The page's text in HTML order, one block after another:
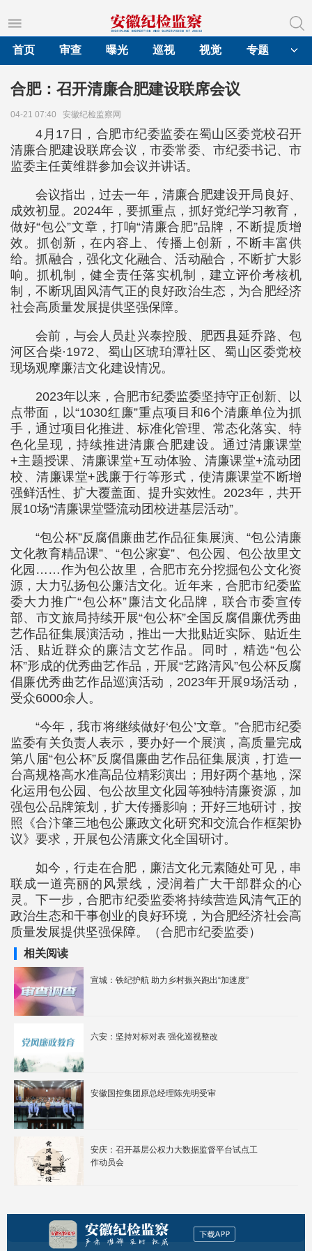
首页
审查 曝光 巡视 视觉 专题
合肥：召开清廉合肥建设联席会议
04-21 07:40 安徽纪检监察网
4月17日，合肥市纪委监委在蜀山区委党校召开
清廉合肥建设联席会议，市委常委、市纪委书记、市
监委主任黄维群参加会议并讲话。
会议指出，过去一年，清廉合肥建设开局良好、
成效初显。2024年，要抓重点，抓好党纪学习教育，
做好“包公”文章，打响“清廉合肥”品牌，不断提质增
效。抓创新，在内容上、传播上创新，不断丰富供
给。抓融合，强化文化融合、活动融合，不断扩大影
响。抓机制，健全责任落实机制，建立评价考核机
制，不断巩固风清气正的良好政治生态，为合肥经济
社会高质量发展提供坚强保障。
会前，与会人员赴兴泰控股、肥西县延乔路、包
河区合柴·1972、蜀山区琥珀潭社区、蜀山区委党校
现场观摩廉洁文化建设情况。
2023年以来，合肥市纪委监委坚持守正创新、以
点带面，以“1030红廉”重点项目和6个清廉单位为抓
手，通过项目化推进、标准化管理、常态化落实、特
色化呈现，持续推进清廉合肥建设。通过清廉课堂
+主题授课、清廉课堂+互动体验、清廉课堂+流动团
校、清廉课堂+践廉于行等形式，使清廉课堂不断增
强鲜活性、扩大覆盖面、提升实效性。2023年，共开
展10场“清廉课堂暨流动团校进基层活动”。
“包公杯”反腐倡廉曲艺作品征集展演、“包公清廉
文化教育精品课”、“包公家宴”、包公园、包公故里文
化园……作为包公故里，合肥市充分挖掘包公文化资
源，大力弘扬包公廉洁文化。近年来，合肥市纪委监
委大力推广“包公杯”廉洁文化品牌，联合市委宣传
部、市文旅局持续开展“包公杯”全国反腐倡廉优秀曲
艺作品征集展演活动，推出一大批贴近实际、贴近生
活、贴近群众的廉洁文艺作品。同时，精选“包公
杯”形成的优秀曲艺作品，开展“艺路清风”包公杯反腐
倡廉优秀曲艺作品巡演活动，2023年开展9场活动，
受众6000余人。
“今年，我市将继续做好‘包公’文章。”合肥市纪委
监委有关负责人表示，要办好一个展演，高质量完成
第八届“包公杯”反腐倡廉曲艺作品征集展演，打造一
台高规格高水准高品位精彩演出；用好两个基地，深
化运用包公园、包公故里文化园等独特清廉资源，加
强包公品牌策划，扩大传播影响；开好三地研讨，按
照《合汴肇三地包公廉政文化研究和交流合作框架协
议》要求，开展包公清廉文化全国研讨。
如今，行走在合肥，廉洁文化元素随处可见，串
联成一道亮丽的风景线，浸润着广大干部群众的心
灵。下一步，合肥市纪委监委将持续营造风清气正的
政治生态和干事创业的良好环境，为合肥经济社会高
质量发展提供坚强保障。（合肥市纪委监委）
相关阅读
宣城：铁纪护航 助力乡村振兴跑出“加速度”
六安：坚持对标对表 强化巡视整改
安徽国控集团原总经理陈先明受审
安庆：召开基层公权力大数据监督平台试点工
作动员会